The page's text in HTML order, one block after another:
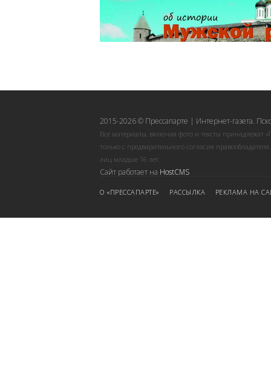
2015-2026 © Прессапарте | Интернет-газета.
Все материалы, включая фото и тексты принадлежат
только с предварительного согласия
лиц младше 16 лет.
Сайт работает на HostCMS
О «ПРЕССАПАРТЕ» РАССЫЛКА РЕКЛАМА НА